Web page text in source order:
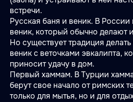
встречи.
Русская баня и веник. В России
веник, который обычно делают
Но существует традиция делать
веник с веточками эвкалипта,
приносит удачу в дом.
Первый хаммам. В Турции
берут свое начало от римских
только для мытья, но и для